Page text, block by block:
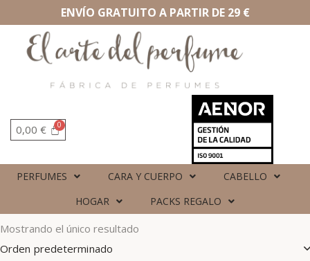
ENVÍO GRATUITO A PARTIR DE 29 €
0,00 €
PERFUMES CARA Y CUERPO
CABELLO
HOGAR
PACKS REGALO
Mostrando el único resultado